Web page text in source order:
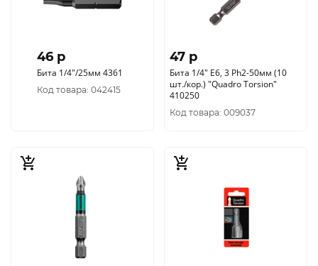
46 p
Бита 1/4"/25мм 4361
Код товара: 042415
47 p
Бита 1/4" E6, 3 Ph2-50мм (10
шт./кор.) "Quadro Torsion"
410250
Код товара: 009037